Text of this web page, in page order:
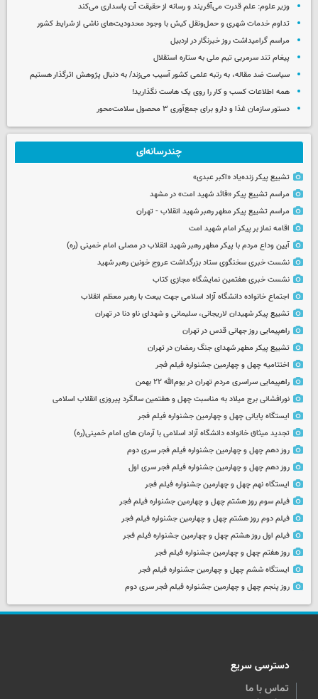
وزیر علوم: علم قدرت می‌آفریند و رسانه از حقیقت آن پاسداری می‌کند
تداوم خدمات شهری و حمل‌ونقل کیش با وجود محدودیت‌های ناشی از شرایط کشور
مراسم گرامیداشت روز خبرنگار در اردبیل
پیغام تند سرمربی تیم ملی به ستاره استقلال
سیاست ضد مقاله، به رتبه علمی کشور آسیب می‌زند/ به دنبال پژوهش اثرگذار هستیم
همه اطلاعات کسب‌ و کار را روی یک هاست نگذارید!
دستور سازمان غذا و دارو برای جمع‌آوری ۳ محصول سلامت‌محور
چندرسانه‌ای
تشییع پیکر زنده‌یاد «اکبر عبدی»
مراسم تشییع پیکر «قائد شهید امت» در مشهد
مراسم تشییع پیکر مطهر رهبر شهید انقلاب - تهران
اقامه نماز بر پیکر امام شهید امت
آیین وداع مردم با پیکر مطهر رهبر شهید انقلاب در مصلی امام خمینی (ره)
نشست خبری سخنگوی ستاد بزرگداشت عروج خونین رهبر شهید
نشست خبری هفتمین نمایشگاه مجازی کتاب
اجتماع خانواده دانشگاه آزاد اسلامی جهت بیعت با رهبر معظم انقلاب
تشییع پیکر شهیدان لاریجانی، سلیمانی و شهدای ناو دنا در تهران
راهپیمایی روز جهانی قدس در تهران
تشییع پیکر مطهر شهدای جنگ رمضان در تهران
اختتامیه چهل و چهارمین جشنواره فیلم فجر
راهپیمایی سراسری مردم تهران در یوم‌الله ۲۲ بهمن
نورافشانی برج میلاد به مناسبت چهل‌ و هفتمین سالگرد پیروزی انقلاب اسلامی
ایستگاه پایانی چهل و چهارمین جشنواره فیلم فجر
تجدید میثاق خانواده دانشگاه آزاد اسلامی با آرمان های امام خمینی(ره)
روز دهم چهل و چهارمین جشنواره فیلم فجر سری دوم
روز دهم چهل و چهارمین جشنواره فیلم فجر سری اول
ایستگاه نهم چهل و چهارمین جشنواره فیلم فجر
فیلم سوم روز هشتم چهل و چهارمین جشنواره فیلم فجر
فیلم دوم روز هشتم چهل و چهارمین جشنواره فیلم فجر
فیلم اول روز هشتم چهل و چهارمین جشنواره فیلم فجر
روز هفتم چهل و چهارمین جشنواره فیلم فجر
ایستگاه ششم چهل و چهارمین جشنواره فیلم فجر
روز پنجم چهل و چهارمین جشنواره فیلم فجر سری دوم
دسترسی سریع
تماس با ما